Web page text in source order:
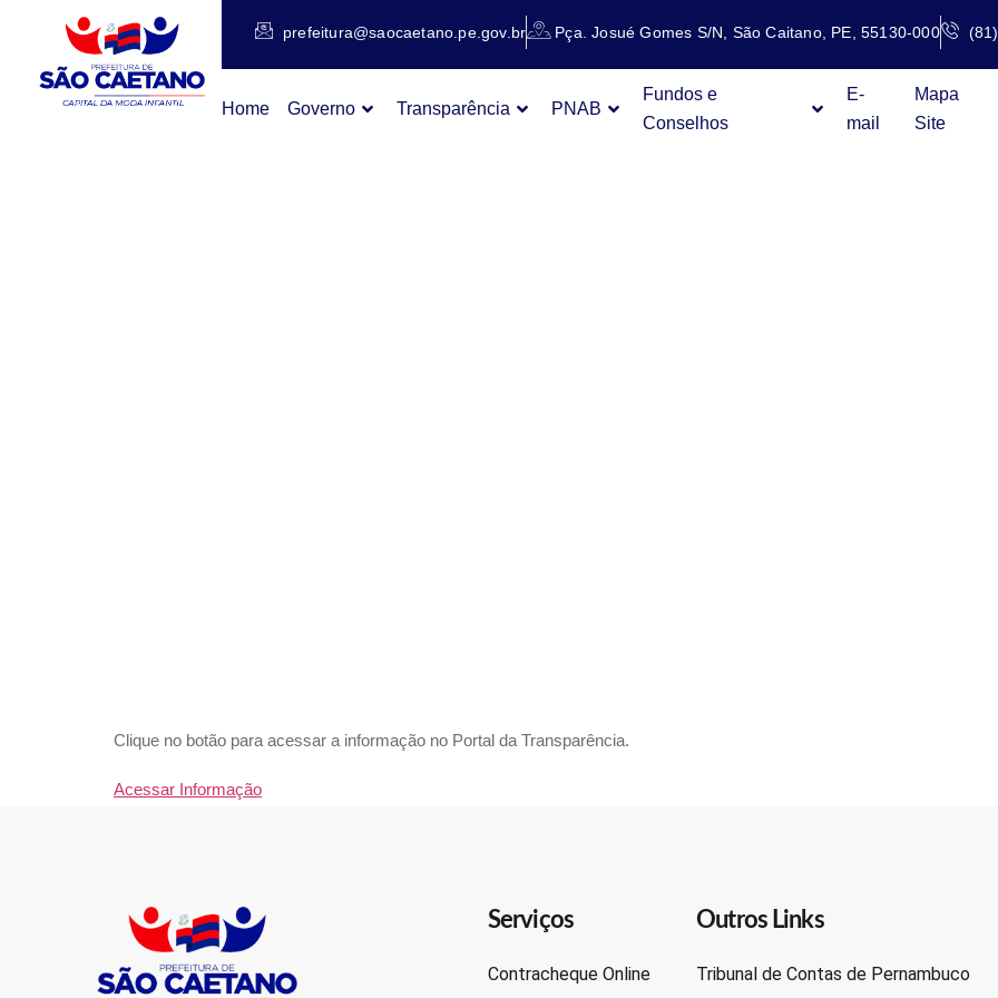
prefeitura@saocaetano.pe.gov.br Pça. Josué Gomes S/N, São Caitano, PE, 55130-000
Home Governo Transparência PNAB
Fundos e
Conselhos
E-
mail
Mapa
Site
Clique no botão para acessar a informação no Portal da Transparência.
Acessar Informação
Serviços
Contracheque Online
Outros Links
Tribunal de Contas de Pernambuco